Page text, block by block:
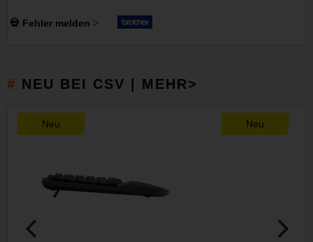
💀 Fehler melden
NEU BEI CSV | MEHR>
Neu Neu